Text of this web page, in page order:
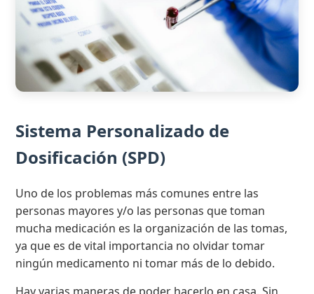
Sistema Personalizado de
Dosificación (SPD)
Uno de los problemas más comunes entre las
personas mayores y/o las personas que toman
mucha medicación es la organización de las tomas,
ya que es de vital importancia no olvidar tomar
ningún medicamento ni tomar más de lo debido.